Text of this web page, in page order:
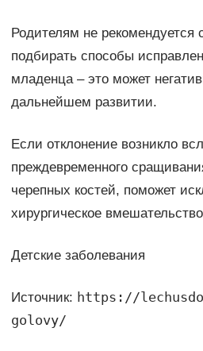
Родителям не рекомендуется
подбирать способы
младенца – это может
дальнейшем развитии.
Если отклонение возникло
преждевременного
черепных костей, поможет
хирургическое
Детские заболевания
Источник: https://
golovy/